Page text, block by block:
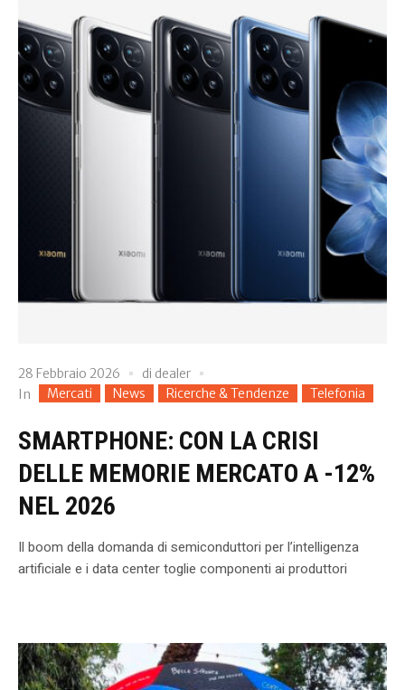
28 Febbraio 2026 di dealer
In
Mercati News Ricerche & Tendenze Telefonia
SMARTPHONE: CON LA CRISI
DELLE MEMORIE MERCATO A -12%
NEL 2026
Il boom della domanda di semiconduttori per l’intelligenza
artificiale e i data center toglie componenti ai produttori